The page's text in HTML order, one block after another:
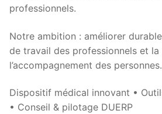
professionnels.
Notre ambition : améliorer
de travail des professionnels et
l’accompagnement des personnes.
Dispositif médical innovant •
• Conseil & pilotage DUERP